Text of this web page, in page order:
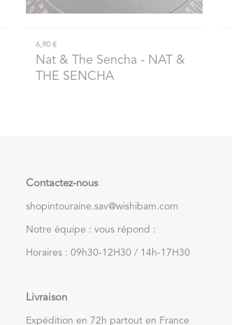
6,90 €
Nat & The Sencha - NAT &
THE SENCHA
Contactez-nous
shopintouraine.sav@wishibam.com
Notre équipe : vous répond :
Horaires : 09h30-12H30 / 14h-17H30
Livraison
Expédition en 72h partout en France